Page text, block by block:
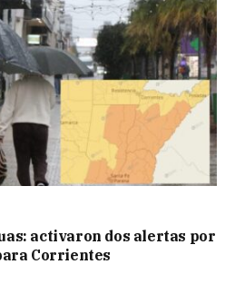
activaron dos alertas por
Corrientes